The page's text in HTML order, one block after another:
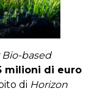
Bio-based
milioni di euro
di Horizon